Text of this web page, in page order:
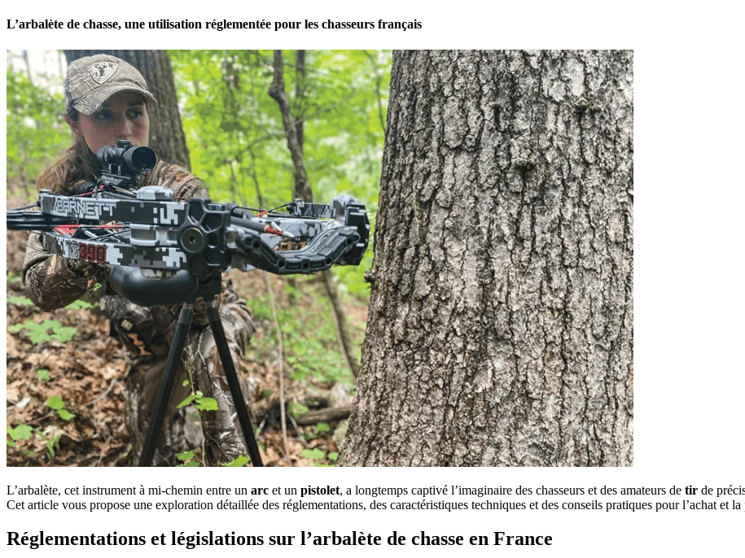
L’arbalète de chasse, une utilisation réglementée pour les chasseurs français
L’arbalète, cet instrument à mi-chemin entre un arc et un pistolet, a longtemps captivé l’imaginaire des chasseurs et des amateurs de tir de
Cet article vous propose une exploration détaillée des réglementations, des caractéristiques techniques et des conseils pratiques pour l’achat et la
Réglementations et législations sur l’arbalète de chasse en France